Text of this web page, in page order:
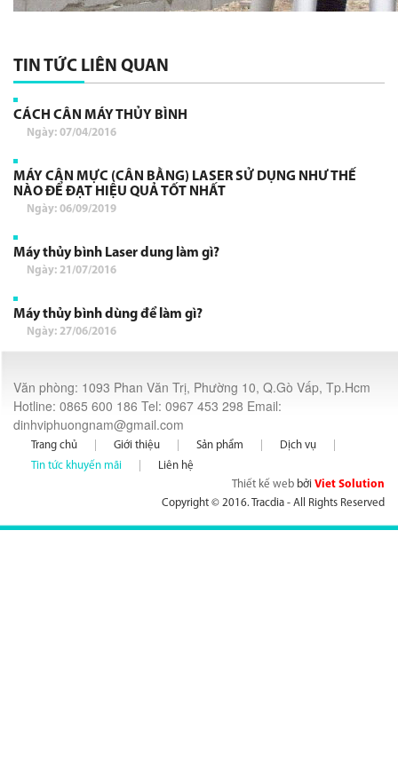
TIN TỨC LIÊN QUAN
CÁCH CÂN MÁY THỦY BÌNH
Ngày: 07/04/2016
MÁY CÂN MỰC (CÂN BẰNG) LASER SỬ DỤNG NHƯ THẾ
NÀO ĐỂ ĐẠT HIỆU QUẢ TỐT NHẤT
Ngày: 06/09/2019
Máy thủy bình Laser dung làm gì?
Ngày: 21/07/2016
Máy thủy bình dùng để làm gì?
Ngày: 27/06/2016
Văn phòng: 1093 Phan Văn Trị, Phường 10, Q.Gò Vấp, Tp.Hcm
Hotline: 0865 600 186 Tel: 0967 453 298 Email:
dinhviphuongnam@gmail.com
Trang chủ Giới thiệu Sản phẩm
Dịch vụ
Tin tức khuyến mãi
Liên hệ
Thiết kế web bởi Viet Solution
Copyright © 2016. Tracdia - All Rights Reserved